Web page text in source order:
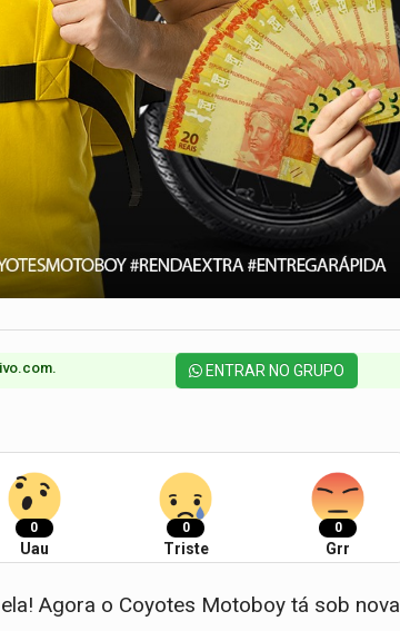
ENTRAR NO GRUPO
0
Uau
0
Triste
0
Grr
Agora o Coyotes Motoboy tá sob nova